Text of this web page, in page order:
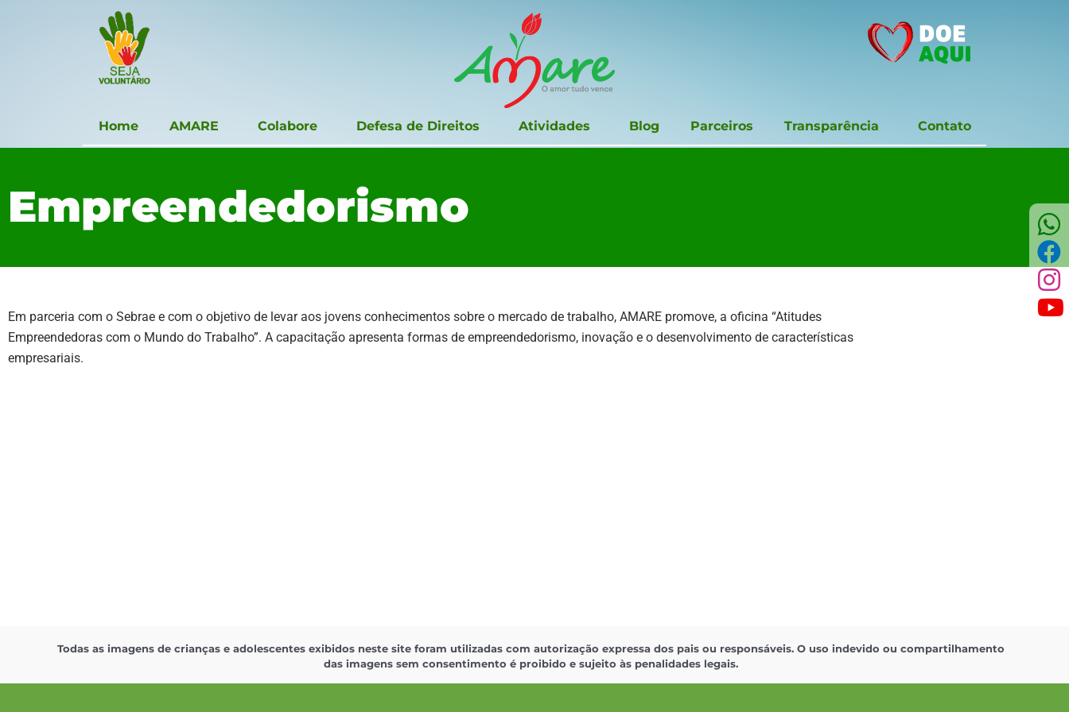
Home AMARE Colabore Defesa de Direitos Atividades Blog Parceiros Transparência Contato
Empreendedorismo
Em parceria com o Sebrae e com o objetivo de levar aos jovens conhecimentos sobre o mercado de trabalho, AMARE promove, a oficina “Atitudes
Empreendedoras com o Mundo do Trabalho”. A capacitação apresenta formas de empreendedorismo, inovação e o desenvolvimento de características
empresariais.
Todas as imagens de crianças e adolescentes exibidos neste site foram utilizadas com autorização expressa dos pais ou responsáveis. O uso indevido ou compartilhamento
das imagens sem consentimento é proibido e sujeito às penalidades legais.